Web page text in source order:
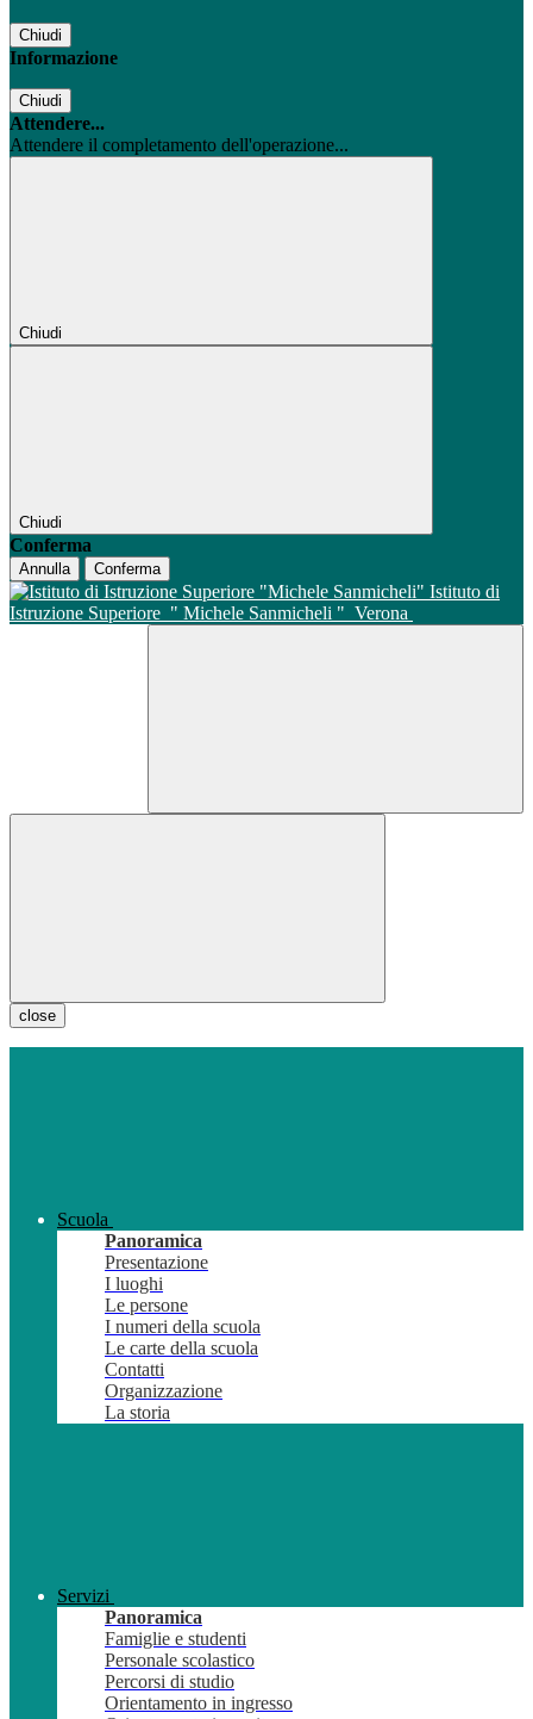
Chiudi
Informazione
Chiudi
Attendere...
Attendere il completamento dell'operazione...
Chiudi
Chiudi
Conferma
Annulla Conferma
Istituto di
Istruzione Superiore " Michele Sanmicheli " Verona
close
Scuola
Panoramica
Presentazione
I luoghi
Le persone
I numeri della scuola
Le carte della scuola
Contatti
Organizzazione
La storia
Servizi
Panoramica
Famiglie e studenti
Personale scolastico
Percorsi di studio
Orientamento in ingresso